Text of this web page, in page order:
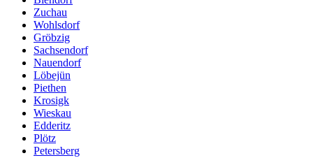
Zuchau
Wohlsdorf
Gröbzig
Sachsendorf
Nauendorf
Löbejün
Piethen
Krosigk
Wieskau
Edderitz
Plötz
Petersberg